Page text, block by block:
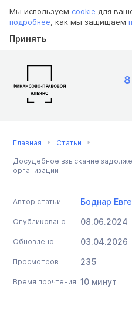
Мы используем cookie для
подробнее, как мы защищаем
Принять
Главная Статьи
Досудебное взыскание
организации
Автор статьи Боднар
Опубликовано 08.06.2024
Обновлено 03.04.2026
Просмотров 235
Время прочтения 10 минут